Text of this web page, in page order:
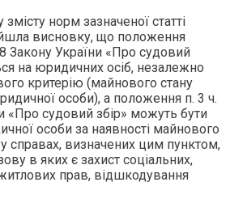
змісту норм зазначеної статті
висновку, що положення
8 Закону України «Про судовий
на юридичних осіб, незалежно
критерію (майнового стану
особи), а положення п. 3 ч.
«Про судовий збір» можуть бути
особи за наявності майнового
у справах, визначених цим пунктом,
в яких є захист соціальних,
прав, відшкодування